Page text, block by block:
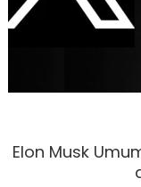
Elon Musk